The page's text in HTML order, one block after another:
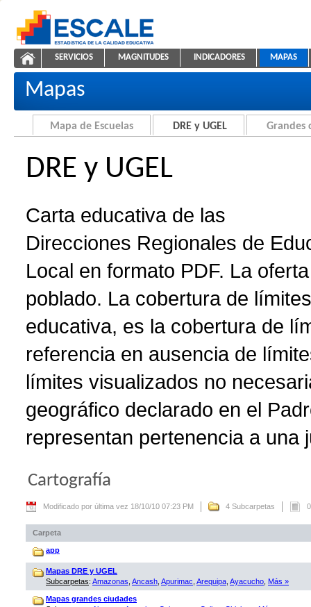
ESCALE - Unidad de Estadística Educativa
Carta educativa de DRE y UGEL
NAVEGACIÓN
SERVICIOS MAGNITUDES INDICADORES MAPAS
Mapas
Mapa de Escuelas DRE y UGEL Grandes
DRE y UGEL
Carta educativa de las
Direcciones Regionales de
Local en formato PDF. La
poblado. La cobertura de
educativa, es la cobertura de
referencia en ausencia de
límites visualizados no
geográfico declarado en el
representan pertenencia a una
Cartografía
Modificado por última vez 18/10/10 07:23 PM 4 Subcarpetas
Carpeta
app
Mapas DRE y UGEL
Subcarpetas: Amazonas Ancash Apurimac Arequipa Ayacucho Más »
Mapas grandes ciudades